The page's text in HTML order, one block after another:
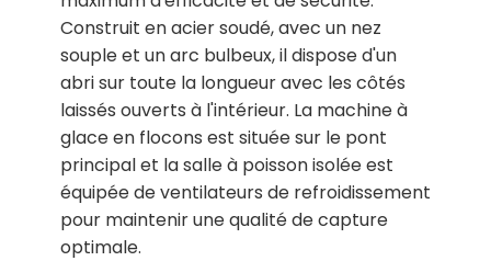
Construit en acier soudé, avec un nez
souple et un arc bulbeux, il dispose d'un
abri sur toute la longueur avec les côtés
laissés ouverts à l'intérieur. La machine à
glace en flocons est située sur le pont
principal et la salle à poisson isolée est
équipée de ventilateurs de refroidissement
pour maintenir une qualité de capture
optimale.